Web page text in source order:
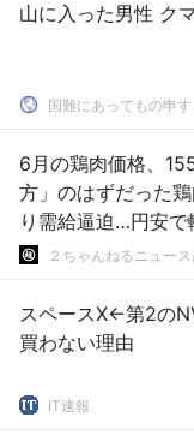
山に入った男性 ク
国難にあってもの申す
6月の鶏肉価格、155円で過去
方」のはずだった
り需給逼迫…円安で
２ちゃんねるニュー
スペースX←第2の
買わない理由
IT速報